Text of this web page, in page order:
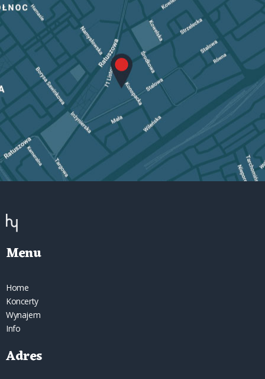
Menu
Home
Koncerty
Wynajem
Info
Adres